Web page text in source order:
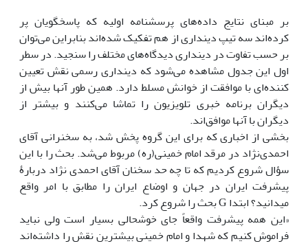
بر مبنای نتایج داده‌های پرسش‎نامه اولیه که پاسخگویان پر
کرده‌اند سه تیپ دین‏داری از هم تفکیک شده‌اند بنابراین می‌توان
بر حسب تفاوت در دین‏داری دیدگاه‌های مختلف را سنجید. در سطر
اول این جدول مشاهده می‌شود که دین‏داری رسمی نقش تعیین
کننده‌ای با موافقت از خوانش مسلط دارد. همین طور آن‏ها‎ بیش از
دیگران برنامه خبری تلویزیون را تماشا می‌کنند و بیشتر از
دیگران با آن‏ها‎ موافق‌اند.
بخشی از اخباری که برای این گروه پخش شد، به سخنرانی آقای
احمدی‌نژاد در مرقد امام خمینی(ره) مربوط می‌شد. بحث را با این
سؤال شروع کردیم که تا چه حد سخنان آقای احمدی نژاد دربارۀ
پیشرفت ایران در جهان و اوضاع ایران را مطابق با امر واقع
می‎دانید؟ ابتدا G بحث را شروع کرد.
«این همه پیشرفت واقعاً جای خوشحالی بسیار است ولی نباید
فراموش کنیم که شهدا و امام خمینی بیشترین نقش را داشته‌اند